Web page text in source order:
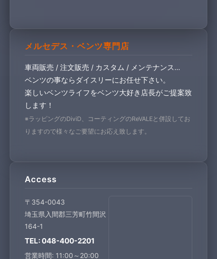
メルセデス・ベンツ専門店
車両販売 / 注文販売 / カスタム / メンテナンス…
ベンツの事ならダイスリーにお任せ下さい。
楽しいベンツライフをベンツ大好き店長がご提案致
します！
※ラッピングのDiviD、コーティングのReVALEと併設してお
りますので様々なご要望にお応え致します。
Access
〒354-0043
埼玉県入間郡三芳町竹間沢
164-1
TEL: 048-400-2201
営業時間: 11:00～20:00